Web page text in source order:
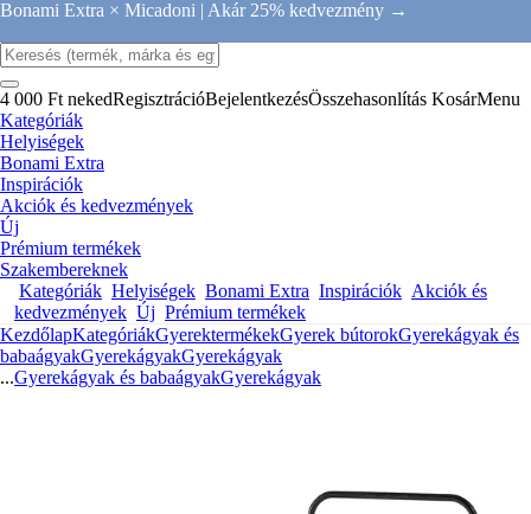
Bonami Extra × Micadoni | Akár 25% kedvezmény →
4 000 Ft nekedRegisztrációBejelentkezésÖsszehasonlítás KosárMenu
Kategóriák
Helyiségek
Bonami Extra
Inspirációk
Akciók és kedvezmények
Új
Prémium termékek
Szakembereknek
Kategóriák Helyiségek Bonami Extra Inspirációk Akciók és
kedvezmények Új Prémium termékek
KezdőlapKategóriákGyerektermékekGyerek bútorokGyerekágyak és
babaágyakGyerekágyakGyerekágyak
...Gyerekágyak és babaágyakGyerekágyak